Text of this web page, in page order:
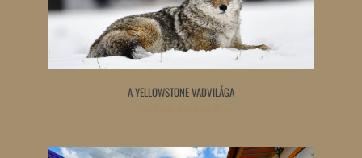
A YELLOWSTONE VADVILÁGA